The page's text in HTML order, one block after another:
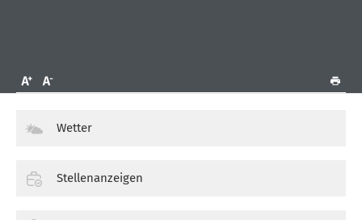
Wetter
Stellenanzeigen